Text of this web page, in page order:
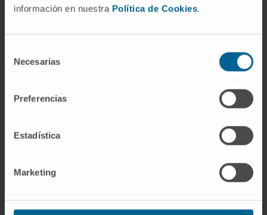
información en nuestra Política de Cookies.
Necesarias
Preferencias
Estadística
Marketing
Campus of the Universidad de Navarra